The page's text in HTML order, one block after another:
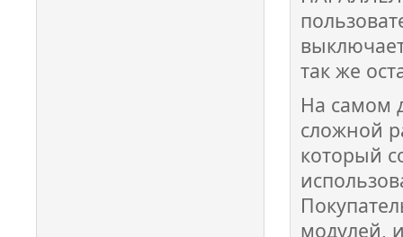
так же
На самом
сложной
который
модулей,